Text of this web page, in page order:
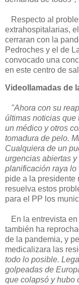
Respecto al
extrahospitalarias,
cerraran con la
Pedroches y el de
convocado una
en este centro de
Videollamadas de
"Ahora con su
últimas noticias que
un médico y otros
tomadura de pelo.
Cualquiera de un
urgencias abiertas
planificación raya lo
pide a la presidente
resuelva estos
para el PP los
En la entrevista
también ha
de la pandemia, y
medicalizara las
todo lo posible.
golpeadas de
que colapsó y hubo